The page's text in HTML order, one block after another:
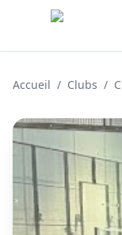
Accueil / Clubs /